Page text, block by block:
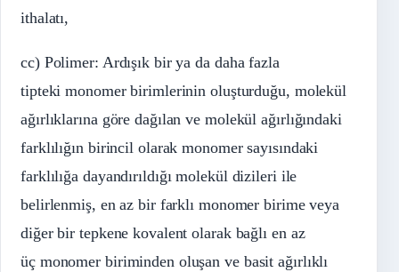
ithalatı,
cc) Polimer: Ardışık bir ya da daha fazla
tipteki monomer birimlerinin oluşturduğu, molekül
ağırlıklarına göre dağılan ve molekül ağırlığındaki
farklılığın birincil olarak monomer sayısındaki
farklılığa dayandırıldığı molekül dizileri ile
belirlenmiş, en az bir farklı monomer birime veya
diğer bir tepkene kovalent olarak bağlı en az
üç monomer biriminden oluşan ve basit ağırlıklı